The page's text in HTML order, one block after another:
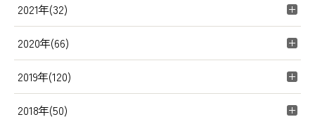
2021年(32)
2020年(66)
2019年(120)
2018年(50)